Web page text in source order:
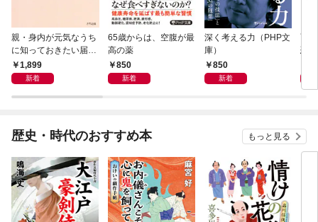
親・身内が元気なうち
に知っておきたい届
出・手続きの準備（き
ずな出版）
1,899
新着
65歳からは、空腹が最
高の薬
850
新着
深く考える力（PHP文
庫）
850
新着
面
恐
歴史・時代のおすすめ本 もっと見る